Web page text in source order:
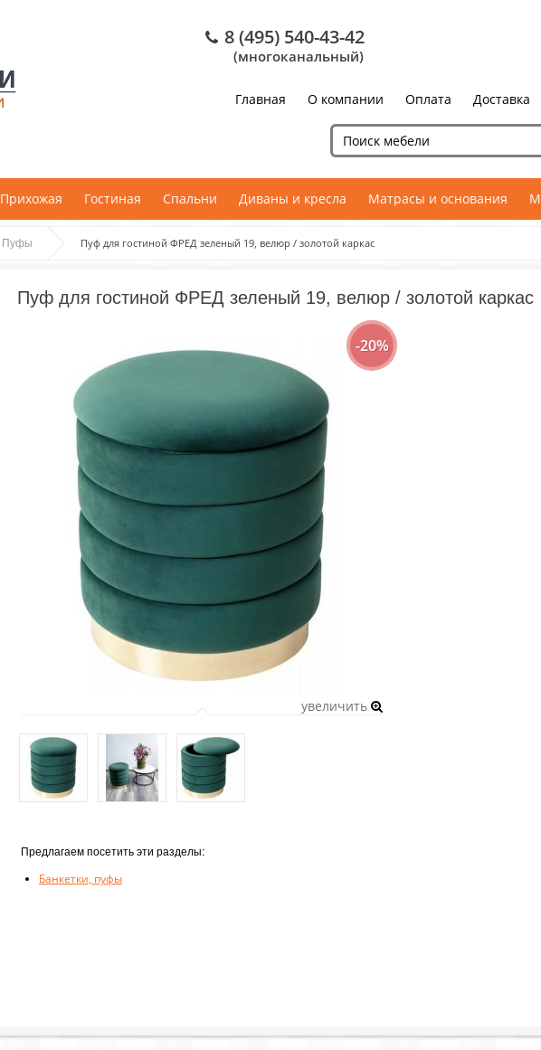
8 (495) 540-43-42
(многоканальный)
Главная О компании Оплата Доставка
Прихожая Гостиная Спальни Диваны и кресла Матрасы и основания
Пуфы Пуф для гостиной ФРЕД зеленый 19, велюр / золотой каркас
Пуф для гостиной ФРЕД зеленый 19, велюр / золотой каркас
-20%
увеличить
Предлагаем посетить эти разделы:
Банкетки, пуфы